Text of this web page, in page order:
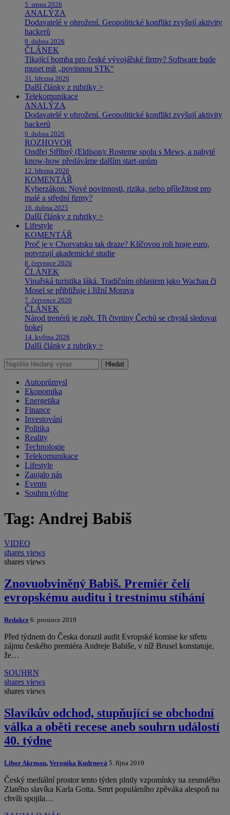
5. srpna 2026
ANALÝZA
Dodavatelé v ohrožení. Geopolitické konflikt zvyšují aktivity
hackerů
9. dubna 2026
ČLÁNEK
Tikající bomba pro české vývojářské firmy? Software bude
muset mít „povinnou STK“
31. března 2026
Další články z rubriky >
Telekomunikace
ANALÝZA
Dodavatelé v ohrožení. Geopolitické konflikt zvyšují aktivity
hackerů
9. dubna 2026
ROZHOVOR
Ondřej Stříbný (Eldison): Rosteme spolu s Mews, a nabyté
know-how předáváme dalším start-upům
12. března 2026
KOMENTÁŘ
Kyberzákon: Nové povinnosti, rizika, nebo příležitost pro
malé a střední firmy?
16. dubna 2025
Další články z rubriky >
Lifestyle
KOMENTÁŘ
Proč je v Chorvatsku tak draze? Klíčovou roli hraje euro,
potvrzují akademické studie
8. července 2026
ČLÁNEK
Vinařská turistika láká. Tradičním oblastem jako Wachau či
Mosel se přibližuje i Jižní Morava
7. července 2026
ČLÁNEK
Národ trenérů je zpět. Tři čtvrtiny Čechů se chystá sledovat
hokej
14. května 2026
Další články z rubriky >
Hledat
Autoprůmysl
Ekonomika
Energetika
Finance
Investování
Politika
Reality
Technologie
Telekomunikace
Lifestyle
Zaujalo nás
Events
Souhrn týdne
Tag: Andrej Babiš
VIDEO
shares views
shares views
Znovuobviněný Babiš. Premiér čelí
evropskému auditu i trestnímu stíhání
Redakce 6. prosince 2019
Před týdnem do Česka dorazil audit Evropské komise ke střetu
zájmu českého premiéra Andreje Babiše, v níž Brusel konstatuje,
že…
SOUHRN
shares views
shares views
Slavíkův odchod, stupňující se obchodní
válka a oběti recese aneb souhrn událostí
40. týdne
Libor Akrman, Veronika Kudrnová 5. října 2019
Český mediální prostor tento týden plnily vzpomínky na zesnulého
Zlatého slavíka Karla Gotta. Smrt populárního zpěváka alespoň na
chvíli spojila…